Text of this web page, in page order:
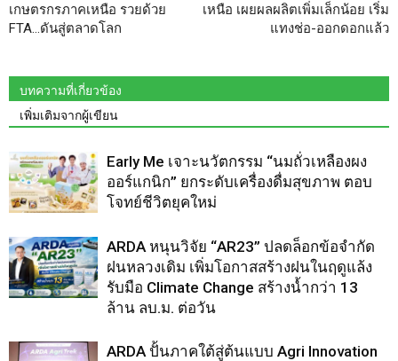
เกษตรกรภาคเหนือ รวยด้วย
FTA…ดันสู่ตลาดโลก
เหนือ เผยผลผลิตเพิ่มเล็กน้อย เริ่ม
แทงช่อ-ออกดอกแล้ว
บทความที่เกี่ยวข้อง
เพิ่มเติมจากผู้เขียน
Early Me เจาะนวัตกรรม “นมถั่วเหลืองผง
ออร์แกนิก” ยกระดับเครื่องดื่มสุขภาพ ตอบ
โจทย์ชีวิตยุคใหม่
ARDA หนุนวิจัย “AR23” ปลดล็อกข้อจำกัด
ฝนหลวงเดิม เพิ่มโอกาสสร้างฝนในฤดูแล้ง
รับมือ Climate Change สร้างน้ำกว่า 13
ล้าน ลบ.ม. ต่อวัน
ARDA ปั้นภาคใต้สู่ต้นแบบ Agri Innovation